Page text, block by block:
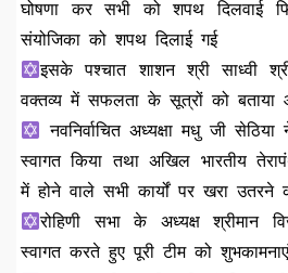
घोषणा कर सभी को शपथ दिलवाई
संयोजिका को शपथ दिलाई गई
इसके पश्चात शाशन श्री साध्वी
वक्तव्य में सफलता के सूत्रों को बताया
नवनिर्वाचित अध्यक्षा मधु जी
स्वागत किया तथा अखिल भारतीय
में होने वाले सभी कार्यों पर खरा
रोहिणी सभा के अध्यक्ष
स्वागत करते हुए पूरी टीम को